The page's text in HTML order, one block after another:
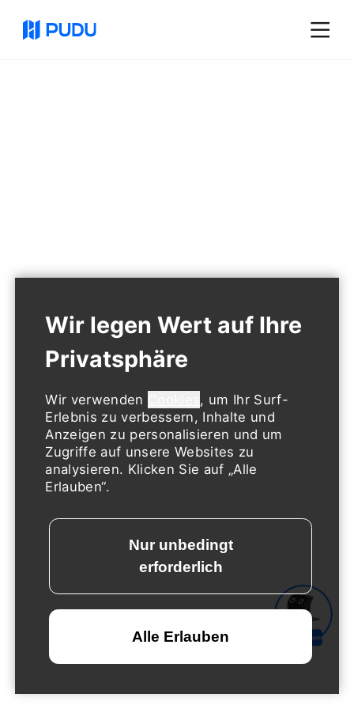
Demo anfordern
Wir verwenden
, um Ihr Surf-
Erlebnis zu verbessern, Inhalte und
Anzeigen zu personalisieren und um
Zugriffe auf unsere Websites zu
analysieren. Klicken Sie auf „Alle
Erlauben“.